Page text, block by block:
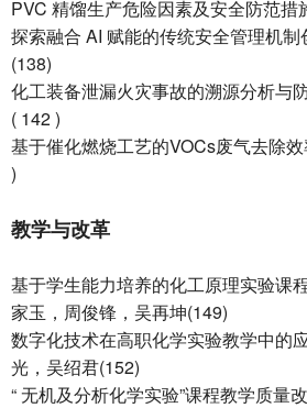
PVC 精馏生产危险因素及安全防范
探索融合 AI 赋能的传统安全管理机
(138)
化工装备泄漏火灾事故的溯源分析
( 142 )
基于催化燃烧工艺的VOCs废气去除
)
教学与改革
基于学生能力培养的化工原理实验
家玉，周俊锋，吴再坤(149)
数字化技术在高职化学实验教学中
光，吴绍君(152)
“ 无机及分析化学实验”课程教学质量